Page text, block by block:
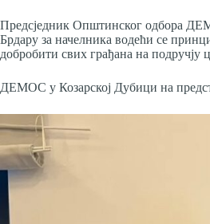
Предсједник Општинског одбора
Брдару за начелника водећи се
добробити свих грађана на подручју
ДЕМОС у Козарској Дубици на